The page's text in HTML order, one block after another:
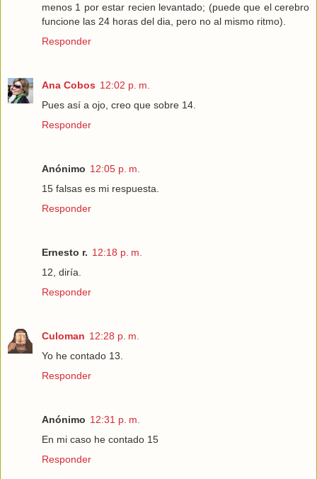
menos 1 por estar recien levantado; (puede que el cerebro
funcione las 24 horas del dia, pero no al mismo ritmo).
Responder
Ana Cobos 12:02 p. m.
Pues así a ojo, creo que sobre 14.
Responder
Anónimo 12:05 p. m.
15 falsas es mi respuesta.
Responder
Ernesto r. 12:18 p. m.
12, diría.
Responder
Culoman 12:28 p. m.
Yo he contado 13.
Responder
Anónimo 12:31 p. m.
En mi caso he contado 15
Responder